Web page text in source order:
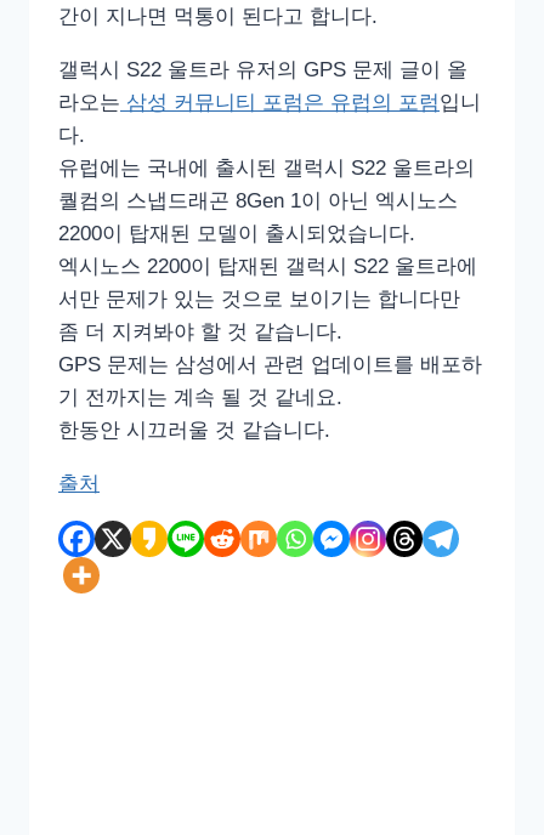
간이 지나면 먹통이 된다고 합니다.
갤럭시 S22 울트라 유저의 GPS 문제 글이 올
라오는 삼성 커뮤니티 포럼은 유럽의 포럼입니
다.
유럽에는 국내에 출시된 갤럭시 S22 울트라의
퀄컴의 스냅드래곤 8Gen 1이 아닌 엑시노스
2200이 탑재된 모델이 출시되었습니다.
엑시노스 2200이 탑재된 갤럭시 S22 울트라에
서만 문제가 있는 것으로 보이기는 합니다만
좀 더 지켜봐야 할 것 같습니다.
GPS 문제는 삼성에서 관련 업데이트를 배포하
기 전까지는 계속 될 것 같네요.
한동안 시끄러울 것 같습니다.
출처